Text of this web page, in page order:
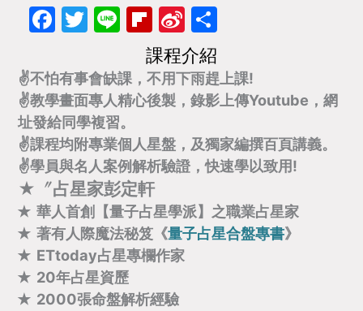
Facebook
Twitter
LineFlipboard
Sina
Weibo
課程介紹
✌不怕有事會缺課，不用下雨趕上課!
✌教學畫面專人精心後製，錄影上傳Youtube，網
址發給同學複習。
✌課程均附專業個人星盤，及獨家編撰百頁講義。
✌學員與名人案例解析驗證，快速學以致用!
★〞占星家彭定軒
✭ 華人首創【量子占星學派】之職業占星家
✭ 著有人際魔法秘笈《量子占星合盤專書》
✭ ETtoday占星專欄作家
✭ 20年占星資歷
✭ 2000張命盤解析經驗